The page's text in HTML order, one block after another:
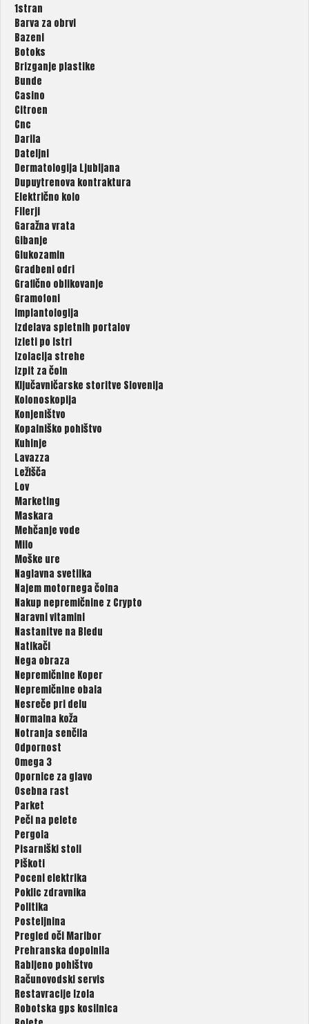
1stran
Barva za obrvi
Bazeni
Botoks
Brizganje plastike
Bunde
Casino
Citroen
Cnc
Darila
Dateljni
Dermatologija Ljubljana
Dupuytrenova kontraktura
Električno kolo
Filerji
Garažna vrata
Gibanje
Glukozamin
Gradbeni odri
Grafično oblikovanje
Gramofoni
Implantologija
Izdelava spletnih portalov
Izleti po Istri
Izolacija strehe
Izpit za čoln
Ključavničarske storitve Slovenija
Kolonoskopija
Konjeništvo
Kopalniško pohištvo
Kuhinje
Lavazza
Ležišča
Lov
Marketing
Maskara
Mehčanje vode
Milo
Moške ure
Naglavna svetilka
Najem motornega čolna
Nakup nepremičnine z Crypto
Naravni vitamini
Nastanitve na Bledu
Natikači
Nega obraza
Nepremičnine Koper
Nepremičnine obala
Nesreče pri delu
Normalna koža
Notranja senčila
Odpornost
Omega 3
Opornice za glavo
Osebna rast
Parket
Peči na pelete
Pergola
Pisarniški stoli
Piškoti
Poceni elektrika
Poklic zdravnika
Politika
Posteljnina
Pregled oči Maribor
Prehranska dopolnila
Rabljeno pohištvo
Računovodski servis
Restavracije Izola
Robotska gps kosilnica